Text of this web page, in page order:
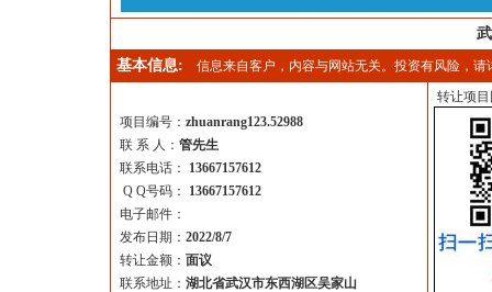
基本信息:
信息来自客户，内容与网站无关。投资有风险，请
项目编号： zhuanrang123.52988
联 系 人： 管先生
联系电话：
13667157612
Q Q号码：
13667157612
电子邮件：
发布日期： 2022/8/7
转让金额： 面议
联系地址： 湖北省武汉市东西湖区吴家山
转让项